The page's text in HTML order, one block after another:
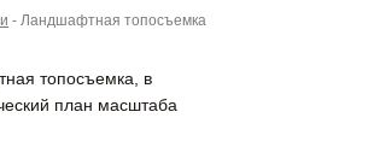
-Ландшафтная топосъемка
топосъемка, в
план масштаба